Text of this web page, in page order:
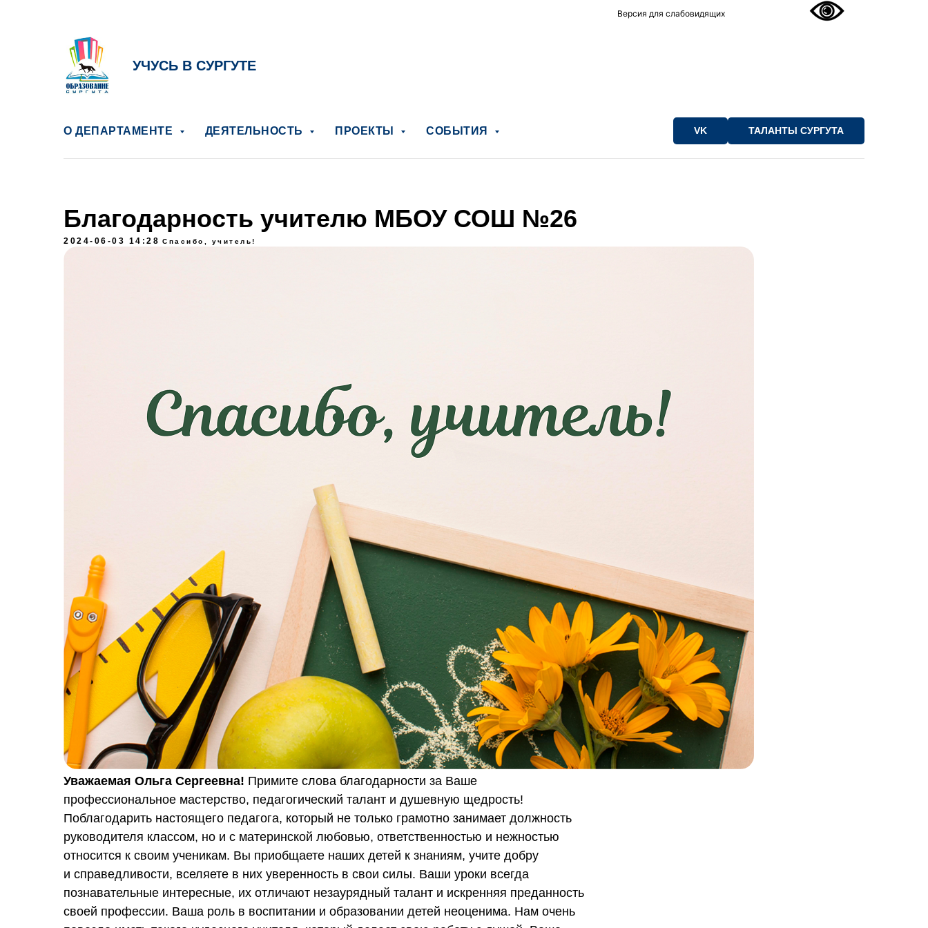
Версия для слабовидящих
УЧУСЬ В СУРГУТЕ
О ДЕПАРТАМЕНТЕ ДЕЯТЕЛЬНОСТЬ ПРОЕКТЫ СОБЫТИЯ VK ТАЛАНТЫ СУРГУТА
Благодарность учителю МБОУ СОШ №26
2024-06-03 14:28 Спасибо, учитель!
Уважаемая Ольга Сергеевна! Примите слова благодарности за Ваше
профессиональное мастерство, педагогический талант и душевную щедрость!
Поблагодарить настоящего педагога, который не только грамотно занимает должность
руководителя классом, но и с материнской любовью, ответственностью и нежностью
относится к своим ученикам. Вы приобщаете наших детей к знаниям, учите добру
и справедливости, вселяете в них уверенность в свои силы. Ваши уроки всегда
познавательные интересные, их отличают незаурядный талант и искренняя преданность
своей профессии. Ваша роль в воспитании и образовании детей неоценима. Нам очень